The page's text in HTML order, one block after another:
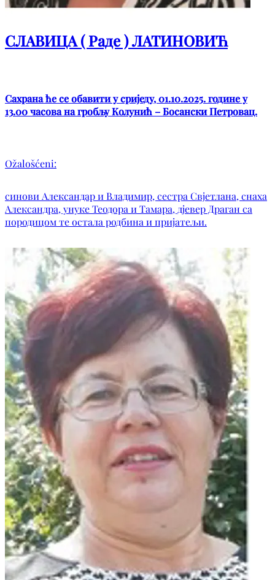
СЛАВИЦА ( Раде ) ЛАТИНОВИЋ
Сахрана ће се обавити у сриједу, 01.10.2025. године у
13.00 часова на гробљу Колунић – Босански Петровац.
Ožalošćeni:
синови Александар и Владимир, сестра Свјетлана, снаха
Александра, унуке Теодора и Тамара, дјевер Драган са
породицом те остала родбина и пријатељи.